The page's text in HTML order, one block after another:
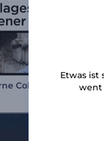
Collagen Opener
Etwas ist
went